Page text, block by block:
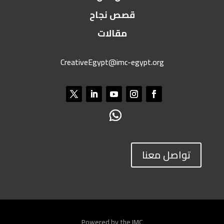
قصص نجاح
مقالات
CreativeEgypt@imc-egypt.org
تواصل معنا